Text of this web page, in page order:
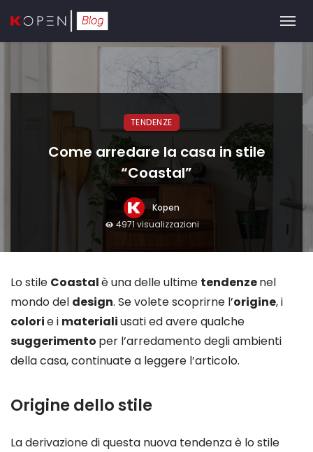
TENDENZE
Come arredare la casa in stile
“Coastal”
Kopen
4971 visualizzazioni
Lo stile Coastalè una delle ultime tendenzenel
mondo del design. Se volete scoprirne l’origine, i
colorie i materialiusati ed avere qualche
suggerimento per l’arredamento degli ambienti
della casa, continuate a leggere l’articolo.
Origine dello stile
La derivazione di questa nuova tendenza è lo stile